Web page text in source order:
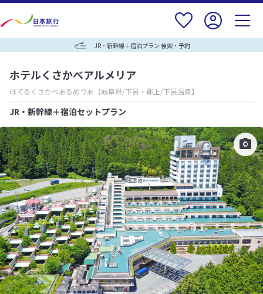
JR・新幹線＋宿泊プラン 検索・予約
ホテルくさかべアルメリア
ほてるくさかべあるめりあ 【岐阜県/下呂・郡上/下呂温泉】
JR・新幹線＋宿泊セットプラン